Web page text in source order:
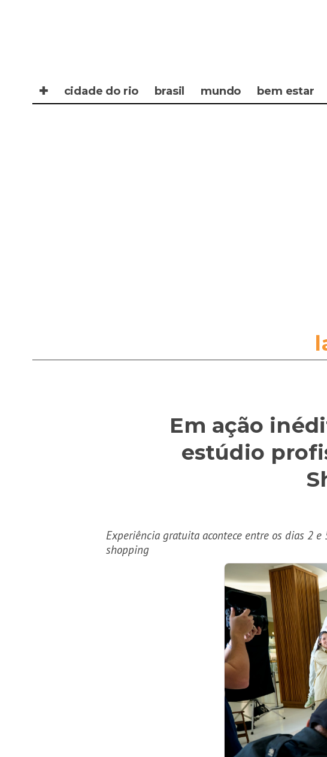
✚ cidade do rio brasil mundo bem estar
Em ação
estúdio
Experiência gratuita acontece entre os dias 2
shopping